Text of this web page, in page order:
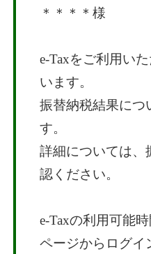
＊＊＊＊様
e-Taxをご利用い
います。
振替納税結果につ
す。
詳細については、
認ください。
e-Taxの利用可能
ページからログイ